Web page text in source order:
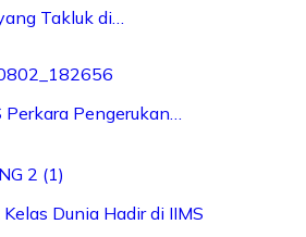
Takluk di…
Pengerukan…
Dunia Hadir di IIMS